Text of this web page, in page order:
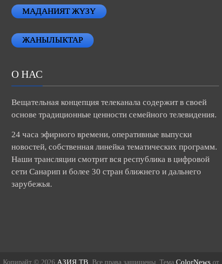
МАДАНИЯТ ЖҮЗҮ
ЖАНЫЛЫКТАР
О НАС
Вещательная концепция телеканала содержит в своей
основе традиционные ценности семейного телевидения.
24 часа эфирного времени, оперативные выпуски
новостей, собственная линейка тематических программ.
Наши трансляции смотрит вся республика в цифровой
сети Санарип и более 30 стран ближнего и дальнего
зарубежья.
Копирайт © 2026 АЗИЯ ТВ . Все права защищены. Тема ColorNews от